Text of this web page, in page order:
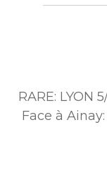
RARE: LYON
Face à